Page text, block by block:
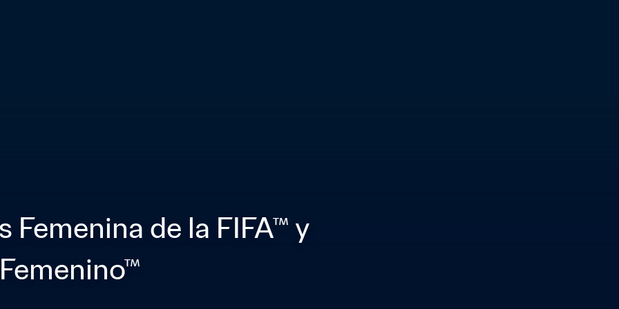
Femenina de la FIFA™ y